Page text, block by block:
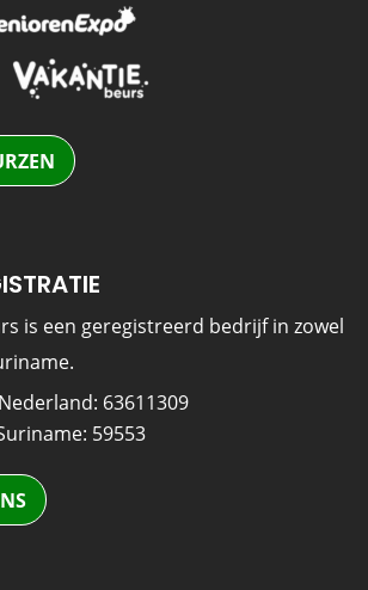
is een geregistreerd bedrijf in zowel
63611309
59553